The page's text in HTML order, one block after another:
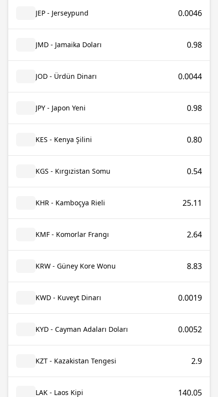
JEP - Jerseypund 0.0046
JMD - Jamaika Doları 0.98
JOD - Ürdün Dinarı 0.0044
JPY - Japon Yeni 0.98
KES - Kenya Şilini 0.80
KGS - Kırgızistan Somu 0.54
KHR - Kamboçya Rieli 25.11
KMF - Komorlar Frangı 2.64
KRW - Güney Kore Wonu 8.83
KWD - Kuveyt Dinarı 0.0019
KYD - Cayman Adaları Doları 0.0052
KZT - Kazakistan Tengesi 2.9
LAK - Laos Kipi 140.05